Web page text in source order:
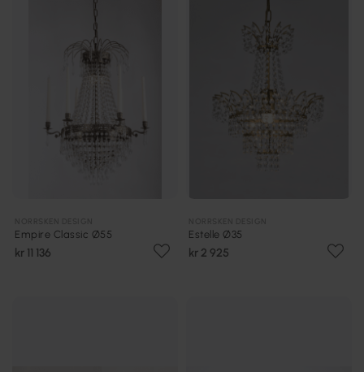
Empire Classic Ø55
kr 11 136
Estelle Ø35
kr 2 925